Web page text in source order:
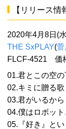
【リリース情
2020年4月8日(
THE SxPLAY(菅
FLCF-4521 価
01.君とこの空
02.キミに贈る歌
03.君がいるから
04.僕はロボッ
05.『好き』と